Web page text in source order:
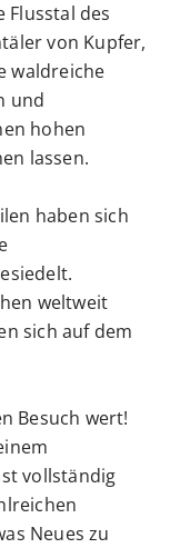
Flusstal des
von Kupfer,
waldreiche
und
hohen
lassen.
haben sich
weltweit
sich auf dem
Besuch wert!
vollständig
Neues zu